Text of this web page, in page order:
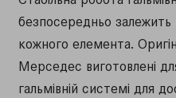
безпосередньо залежить
кожного елемента.
Мерседес виготовлені
гальмівній системі для